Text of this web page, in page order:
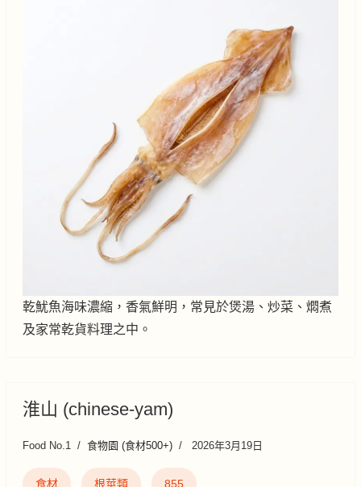
乾魷魚海味濃縮，香氣鮮明，常見於煲湯、炒菜、燜煮
及家常乾貨料理之中。
淮山 (chinese-yam)
Food No.1 食物園 (食材500+) 2026年3月19日
食材 根莖類 855